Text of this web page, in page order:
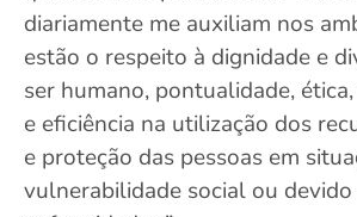
diariamente me auxiliam nos
estão o respeito à dignidade e
ser humano, pontualidade,
e eficiência na utilização dos
e proteção das pessoas em
vulnerabilidade social ou devido